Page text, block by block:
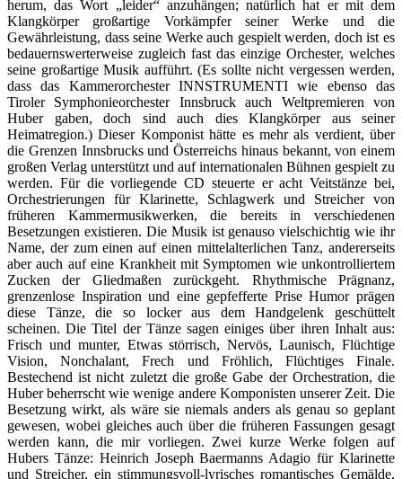
herum, das Wort „leider“ anzuhängen; natürlich hat er mit dem
Klangkörper großartige Vorkämpfer seiner Werke und die
Gewährleistung, dass seine Werke auch gespielt werden, doch ist es
bedauernswerterweise zugleich fast das einzige Orchester, welches
seine großartige Musik aufführt. (Es sollte nicht vergessen werden,
dass das Kammerorchester INNSTRUMENTI wie ebenso das
Tiroler Symphonieorchester Innsbruck auch Weltpremieren von
Huber gaben, doch sind auch dies Klangkörper aus seiner
Heimatregion.) Dieser Komponist hätte es mehr als verdient, über
die Grenzen Innsbrucks und Österreichs hinaus bekannt, von einem
großen Verlag unterstützt und auf internationalen Bühnen gespielt zu
werden. Für die vorliegende CD steuerte er acht Veitstänze bei,
Orchestrierungen für Klarinette, Schlagwerk und Streicher von
früheren Kammermusikwerken, die bereits in verschiedenen
Besetzungen existieren. Die Musik ist genauso vielschichtig wie ihr
Name, der zum einen auf einen mittelalterlichen Tanz, andererseits
aber auch auf eine Krankheit mit Symptomen wie unkontrolliertem
Zucken der Gliedmaßen zurückgeht. Rhythmische Prägnanz,
grenzenlose Inspiration und eine gepfefferte Prise Humor prägen
diese Tänze, die so locker aus dem Handgelenk geschüttelt
scheinen. Die Titel der Tänze sagen einiges über ihren Inhalt aus:
Frisch und munter, Etwas störrisch, Nervös, Launisch, Flüchtige
Vision, Nonchalant, Frech und Fröhlich, Flüchtiges Finale.
Bestechend ist nicht zuletzt die große Gabe der Orchestration, die
Huber beherrscht wie wenige andere Komponisten unserer Zeit. Die
Besetzung wirkt, als wäre sie niemals anders als genau so geplant
gewesen, wobei gleiches auch über die früheren Fassungen gesagt
werden kann, die mir vorliegen. Zwei kurze Werke folgen auf
Hubers Tänze: Heinrich Joseph Baermanns Adagio für Klarinette
und Streicher, ein stimmungsvoll-lyrisches romantisches Gemälde,